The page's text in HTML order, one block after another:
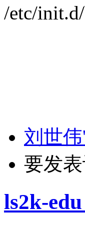
/etc/
刘世
要发
ls2k-